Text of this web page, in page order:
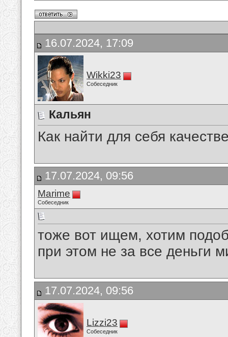
16.07.2024, 17:09
Wikki23
Собеседник
Кальян
Как найти для себя
17.07.2024, 09:56
Marime
Собеседник
тоже вот ищем, хотим
при этом не за все деньги
17.07.2024, 09:56
Lizzi23
Собеседник